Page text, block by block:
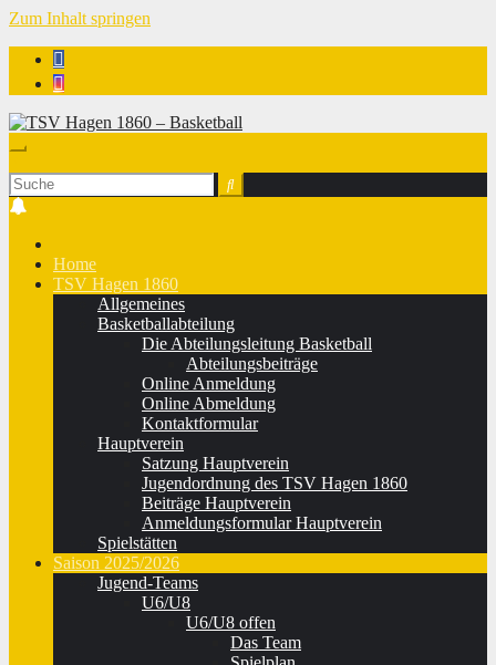
Zum Inhalt springen
Home
TSV Hagen 1860
Allgemeines
Basketballabteilung
Die Abteilungsleitung Basketball
Abteilungsbeiträge
Online Anmeldung
Online Abmeldung
Kontaktformular
Hauptverein
Satzung Hauptverein
Jugendordnung des TSV Hagen 1860
Beiträge Hauptverein
Anmeldungsformular Hauptverein
Spielstätten
Saison 2025/2026
Jugend-Teams
U6/U8
U6/U8 offen
Das Team